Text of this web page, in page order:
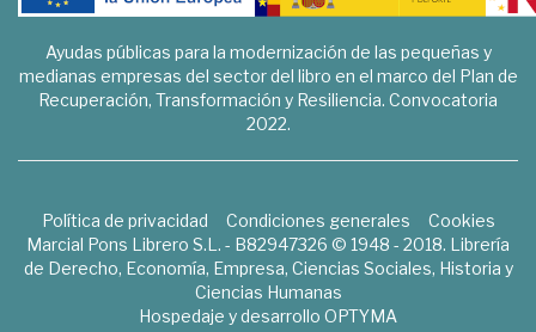
Ayudas públicas para la modernización de las pequeñas y
medianas empresas del sector del libro en el marco del Plan de
Recuperación, Transformación y Resiliencia. Convocatoria
2022.
Política de privacidad Condiciones generales
Cookies
Marcial Pons Librero S.L. - B82947326 © 1948 - 2018. Librería
de Derecho, Economía, Empresa, Ciencias Sociales, Historia y
Ciencias Humanas
Hospedaje y desarrollo OPTYMA